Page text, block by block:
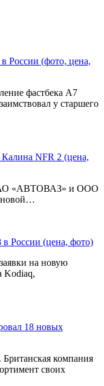
России (фото, цена,
фастбека A7
у старшего
NFR 2 (цена,
ОАО «АВТОВАЗ» и ООО
новой…
России (цена, фото)
на новую
Kodiaq,
18 новых
Британская компания
своих